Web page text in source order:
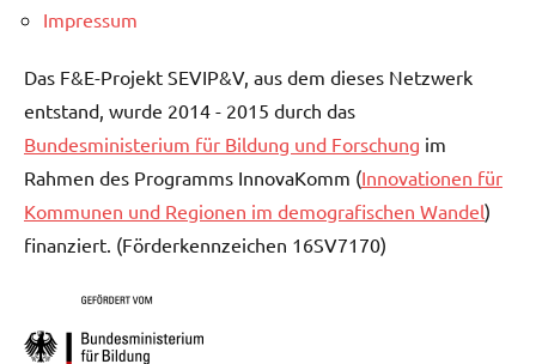
Impressum
Das F&E-Projekt SEVIP&V, aus dem dieses Netzwerk
entstand, wurde 2014 - 2015 durch das
Bundesministerium für Bildung und Forschung im
Rahmen des Programms InnovaKomm (Innovationen für
Kommunen und Regionen im demografischen Wandel)
finanziert. (Förderkennzeichen 16SV7170)